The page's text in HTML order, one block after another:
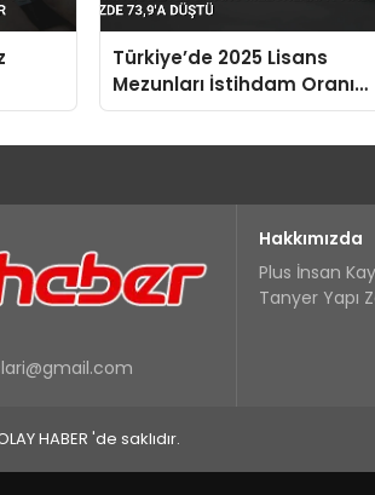
Türkiye’de 2025 Lisans
Mezunları İstihdam Oranı
Yüzde 73,9’a Düştü
Hakkımızda
Plus İnsan
Tanyer Yapı
HABER 'de saklıdır.